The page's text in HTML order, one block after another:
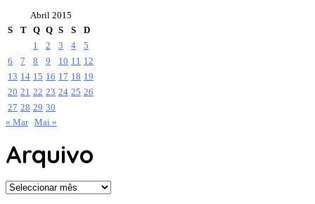
Abril 2015
S
T Q Q S S
D
1
2 3 4
5
6
7 8 9 10 11 12
13 14 15 16 17 18 19
20 21 22 23 24 25 26
27 28 29 30
« Mar Mai »
Arquivo
Arquivo